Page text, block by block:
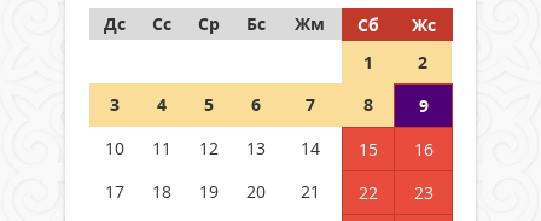
Дс
Сс Ср Бс Жм Сб
Жс
1
2
3
4 5 6 7 8
9
10
11 12 13 14 15
16
17
18 19 20 21 22 23